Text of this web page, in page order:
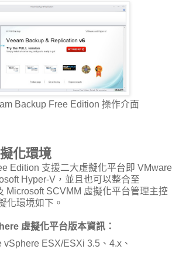
Backup Free Edition 操作介面
化環境
Edition 支援二大虛擬化平台即 VMware
Hyper-V，並且也可以整合至
Microsoft SCVMM 虛擬化平台管理主控
化環境如下。
虛擬化平台版本資訊：
vSphere ESX/ESXi 3.5、4.x、